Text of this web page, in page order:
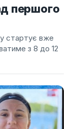
першого
стартує вже
з 8 до 12